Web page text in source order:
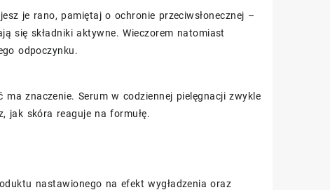
je rano, pamiętaj o ochronie przeciwsłonecznej –
się składniki aktywne. Wieczorem natomiast
odpoczynku.
znaczenie. Serum w codziennej pielęgnacji zwykle
jak skóra reaguje na formułę.
nastawionego na efekt wygładzenia oraz